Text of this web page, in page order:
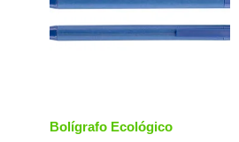
Bolígrafo Ecológico